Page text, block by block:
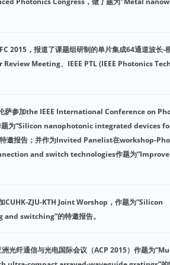
2015，报道了课题组研制的单片集成64通道波长-
Meeting、IEEE PTL (IEEE Photonics
萨参加the IEEE International Conference on
为“Silicon nanophotonic integrated devices
报告；并作为Invited Panelist在workshop-
and switch technologies作题为
CUHK-ZJU-KTH Joint Worshop，作题为“Silicon
switching”的特邀报告。
光纤通信与光电国际会议（ACP 2015）作题为